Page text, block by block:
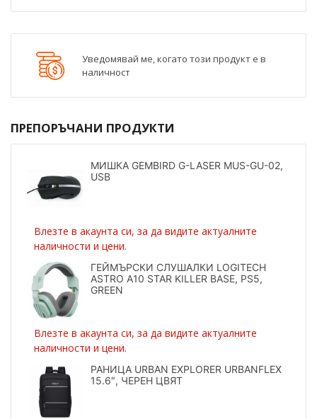
Уведомявай ме, когато този продукт е в
наличност
ПРЕПОРЪЧАНИ ПРОДУКТИ
МИШКА GEMBIRD G-LASER MUS-GU-02,
USB
Влезте в акаунта си, за да видите актуалните
наличности и цени.
ГЕЙМЪРСКИ СЛУШАЛКИ LOGITECH
ASTRO A10 STAR KILLER BASE, PS5,
GREEN
Влезте в акаунта си, за да видите актуалните
наличности и цени.
РАНИЦА URBAN EXPLORER URBANFLEX
15.6″, ЧЕРЕН ЦВЯТ